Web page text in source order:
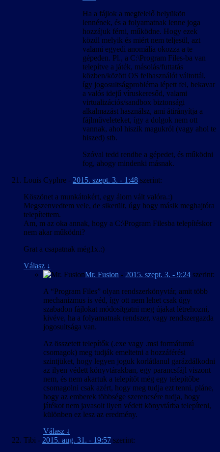
Ha a fájlok a megfelelő helyükön
lennének, és a folyamatnak lenne joga
hozzájuk férni, működne. Hogy ezek
közül melyik és miért nem teljesül, azt
valami egyedi anomália okozza a te
gépeden. Pl., a C:\Program Files-ba van
telepítve a játék, másolás/futtatás
közben/között OS felhasználót váltottál,
így jogosultságprobléma lépett fel, bekavar
a valós idejű víruskeresőd, valami
virtualizációs/sandbox biztonsági
alkalmazást használsz, ami átirányítja a
fájlműveleteket, így a dolgok nem ott
vannak, ahol hiszik magukról (vagy ahol te
hiszed) stb.
Szóval tedd rendbe a gépedet, és működni
fog, ahogy mindenki másnak.
Louis Cyphre - 2015. szept. 3. - 1:48 szerint:
Köszönet a munkátokért, egy álom vált valóra.:)
Megszenvedtem vele, de sikerült, úgy hogy másik meghajtóra
telepítettem.
Am, m az oka annak, hogy a C:\Program Filesba telepítéskor
nem akar működni?
Grat a csapatnak még1x.:)
Válasz ↓
Mr. Fusion - 2015. szept. 3. - 9:24 szerint:
A “Program Files” olyan rendszerkönyvtár, amit több
mechanizmus is véd, így ott nem lehet csak úgy
szabadon fájlokat módosítgatni meg újakat létrehozni,
kivéve, ha a folyamatnak rendszer, vagy rendszergazda
jogosultsága van.
Az összetett telepítők (.exe vagy .msi formátumú
csomagok) meg tudják emeltetni a hozzáférési
szintjüket, hogy legyen joguk korlátlanul garázdálkodni
az ilyen védett könyvtárakban, egy parancsfájl viszont
nem, és nem akartuk a telepítőt még egy telepítőbe
csomagolni csak azért, hogy meg tudja ezt tenni, pláne,
hogy az emberek többsége szerencsére tudja, hogy
játékot nem javasolt ilyen védett könyvtárba telepíteni,
különben ez lesz az eredmény.
Válasz ↓
Tibi - 2015. aug. 31. - 19:57 szerint: